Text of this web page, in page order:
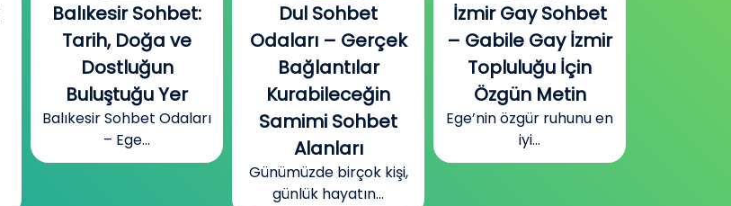
Balıkesir Sohbet:
Tarih, Doğa ve
Dostluğun
Buluştuğu Yer
Balıkesir Sohbet Odaları
– Ege...
Dul Sohbet
Odaları – Gerçek
Bağlantılar
Kurabileceğin
Samimi Sohbet
Alanları
Günümüzde birçok kişi,
günlük hayatın...
İzmir Gay Sohbet
– Gabile Gay İzmir
Topluluğu İçin
Özgün Metin
Ege’nin özgür ruhunu en
iyi...